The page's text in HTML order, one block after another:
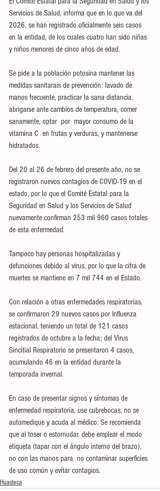
Servicios de Salud, informa que en lo que va del
2026, se han registrado oficialmente seis casos
en la entidad, de los cuales cuatro han sido niñas
y niños menores de cinco años de edad.
Se pide a la población potosina mantener las
medidas sanitarais de prevención: lavado de
manos frecuente, practicar la sana distancia,
abrigarse ante cambios de temperatura, comer
sanamente, optar  por  mayor consumo de la
vitamina C  en frutas y verduras, y mantenerse
hidratados.
Del 20 al 26 de febrero del presente año, no se
registraron nuevos contagios de COVID-19 en el
estado, por lo que el Comité Estatal para la
Seguridad en Salud y los Servicios de Salud
nuevamente confirman 253 mil 960 casos totales
de esta enfermedad.
Tampoco hay personas hospitalizadas y
defunciones debido al virus, por lo que la cifra de
muertes se mantiene en 7 mil 744 en el Estado.
Con relación a otras enfermedades respiratorias,
se confirmaron 29 nuevos casos por Influenza
estacional, teniendo un total de 121 casos
registrados de octubre a la fecha; del Virus
Sincitial Respiratorio se presentaron 4 casos,
acumulando 46 en la entidad durante la
temporada invernal.
En caso de presentar signos y síntomas de
enfermedad respiratoria, use cubrebocas, no se
automedique y acuda al médico. Se recomienda
que al toser o estornudar, debe emplear el modo
etiqueta (tapar con el ángulo interno del brazo),
no con las manos para  no contaminar superficies
de uso común y evitar contagios.
Huasteca